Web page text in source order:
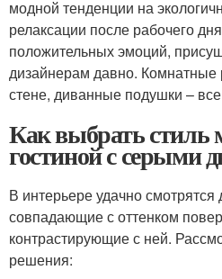
модной тенденции на
релаксации после рабочего
положительных эмоций,
дизайнерам давно. Комнатные
стене, диванные подушки –
Как выбрать стиль
гостиной с серыми
В интерьере удачно
совпадающие с оттенком
контрастирующие с ней.
решения: